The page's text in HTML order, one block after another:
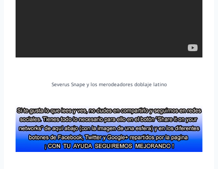
Severus Snape y los merodeadores doblaje latino